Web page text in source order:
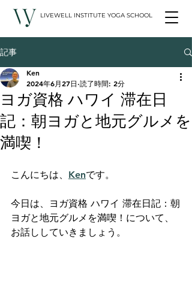
LIVEWELL INSTITUTE YOGA SCHOOL
記事
ヨガ資格 ハワイ 滞在日
記：朝ヨガと地元グルメを
満喫！
Ken
2024年6月27日 読了時間: 2分
こんにちは、 Kenです。
今日は、ヨガ資格 ハワイ 滞在日記：朝
ヨガと地元グルメを満喫！について、
お話ししていきましょう。